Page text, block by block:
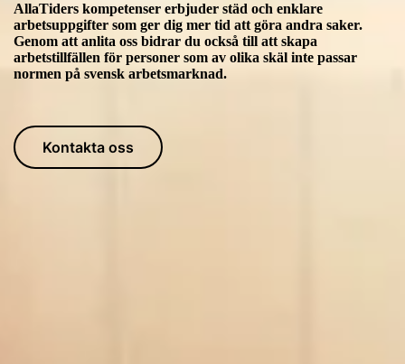
AllaTiders kompetenser erbjuder städ och enklare
arbetsuppgifter som ger dig mer tid att göra andra saker.
Genom att anlita oss bidrar du också till att skapa
arbetstillfällen för personer som av olika skäl inte passar
normen på svensk arbetsmarknad.
Kontakta oss